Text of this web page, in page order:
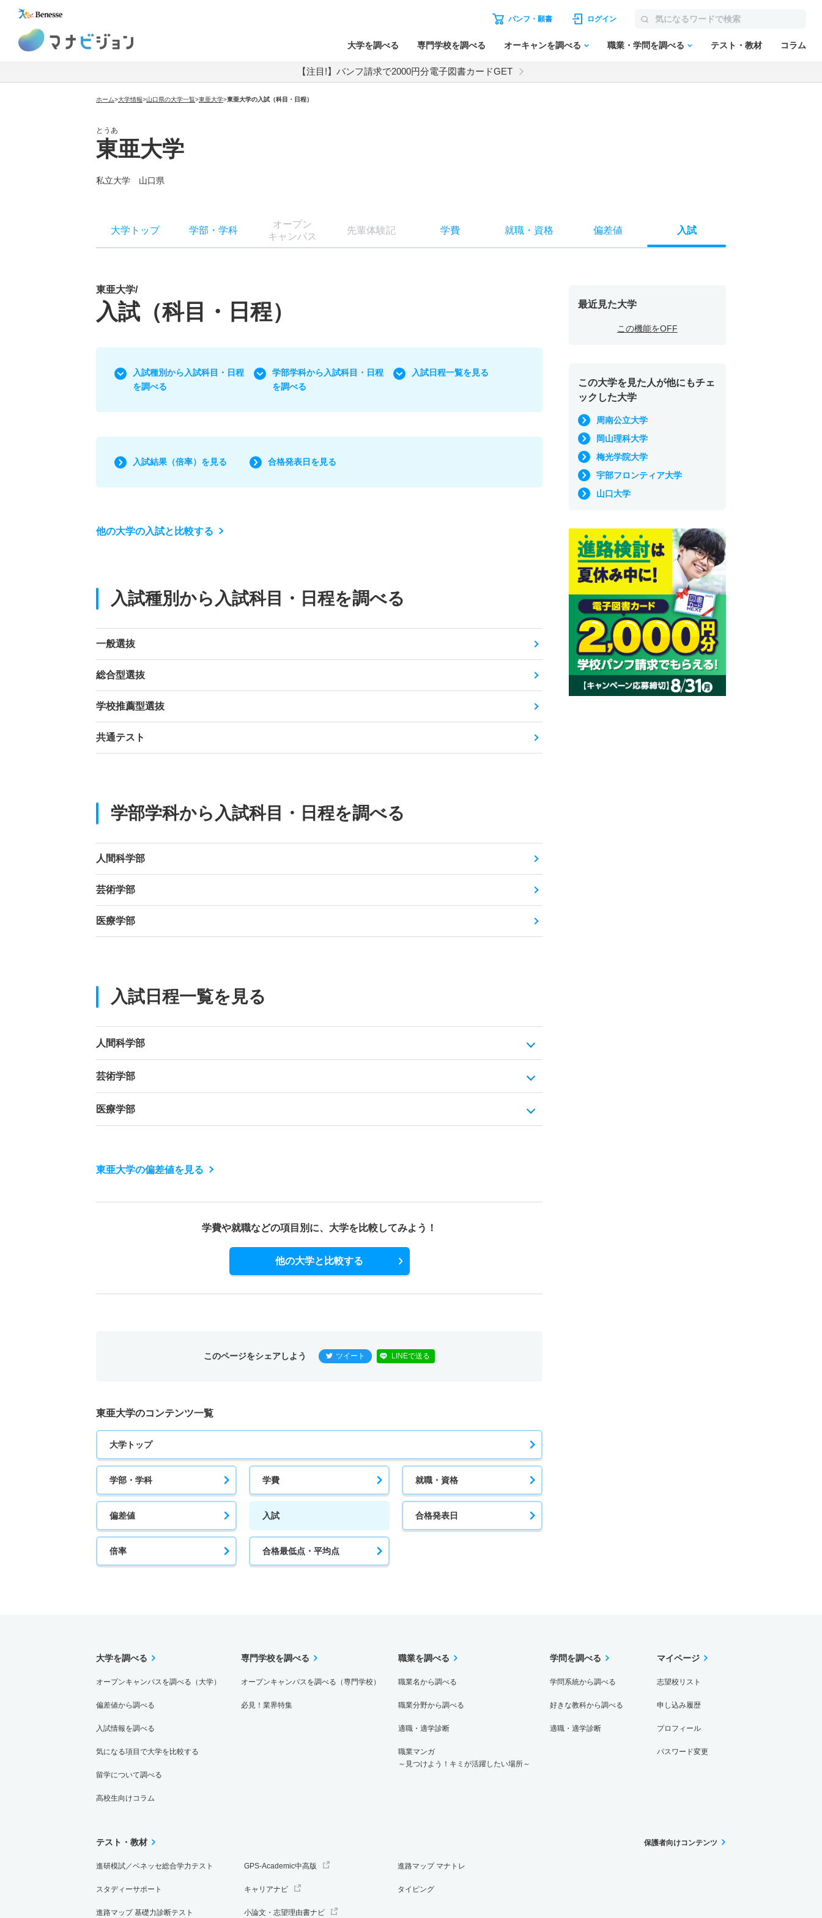
パンフ・願書 ログイン
大学を調べる 専門学校を調べる オーキャンを調べる 職業・学問を調べる テスト・教材 コラム
【注目!】パンフ請求で2000円分電子図書カードGET
ホーム>大学情報>山口県の大学一覧>東亜大学>東亜大学の入試（科目・日程）
とうあ
東亜大学
私立大学 山口県
大学トップ 学部 ・ 学科
オープン
キャンパス
先輩体験記 学費 就職・ 資格 偏差値 入試
東亜大学/
入試（科目・日程）
入試種別から入試科目・日程
を調べる
学部学科から入試科目・日程
を調べる
入試日程一覧を見る
入試結果（倍率）を見る 合格発表日を見る
他の大学の入試と比較する
入試種別から入試科目・日程を調べる
一般選抜
総合型選抜
学校推薦型選抜
共通テスト
学部学科から入試科目・日程を調べる
人間科学部
芸術学部
医療学部
入試日程一覧を見る
人間科学部
芸術学部
医療学部
東亜大学の偏差値を見る
学費や就職などの項目別に、 大学を比較してみよう！
他の大学と比較する
このページをシェアしよう ツイート LINEで送る
東亜大学のコンテンツ一覧
大学トップ
学部・学科 学費 就職・資格
偏差値 入試 合格発表日
倍率 合格最低点・平均点
最近見た大学
この機能をOFF
この大学を見た人が他にもチェ
ックした大学
周南公立大学
岡山理科大学
梅光学院大学
宇部フロンティア大学
山口大学
大学を調べる
オープンキャンパスを調べる（大学）
偏差値から調べる
入試情報を調べる
気になる項目で大学を比較する
留学について調べる
高校生向けコラム
専門学校を調べる
オープンキャンパスを調べる（専門学校）
必見！業界特集
職業を調べる
職業名から調べる
職業分野から調べる
適職・適学診断
職業マンガ
～見つけよう！キミが活躍したい場所～
学問を調べる
学問系統から調べる
好きな教科から調べる
適職・適学診断
マイページ
志望校リスト
申し込み履歴
プロフィール
パスワード変更
テスト・教材
進研模試／ベネッセ総合学力テスト
スタディーサポート
進路マップ 基礎力診断テスト
GPS-Academic中高版
キャリアナビ
小論文・志望理由書ナビ
進路マップ マナトレ
タイピング
保護者向けコンテンツ